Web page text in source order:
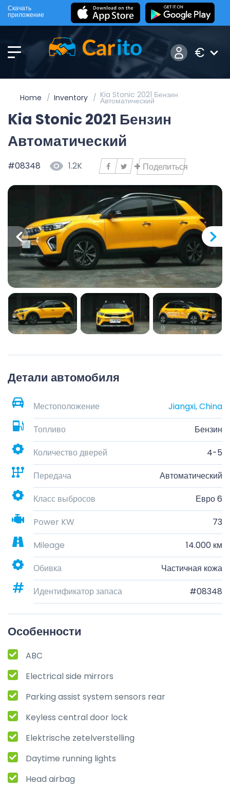
Скачать
приложение
€
Home Inventory Kia Stonic 2021 Бензин
Автоматический
Kia Stonic 2021 Бензин
Автоматический
#08348 1.2K Поделиться
Детали автомобиля
Местоположение
Jiangxi, China
Топливо
Бензин
Количество дверей
4-5
Передача
Автоматический
Класс выбросов
Евро 6
Power KW
73
Mileage
14.000 км
Обивка
Частичная кожа
Идентификатор запаса
#08348
Особенности
ABC
Electrical side mirrors
Parking assist system sensors rear
Keyless central door lock
Elektrische zetelverstelling
Daytime running lights
Head airbag